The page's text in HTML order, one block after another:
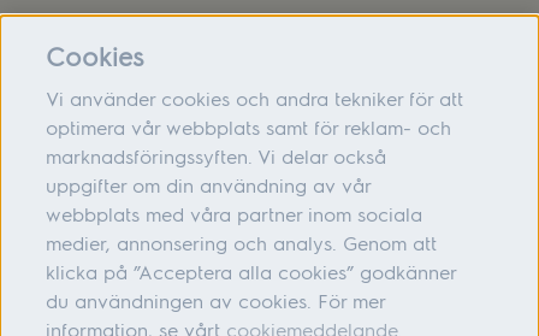
Om oss
Hjälp
Följ oss
Cookies
Vi använder cookies och andra tekniker för att
optimera vår webbplats samt för reklam- och
marknadsföringssyften. Vi delar också
uppgifter om din användning av vår
webbplats med våra partner inom sociala
medier, annonsering och analys. Genom att
klicka på ”Acceptera alla cookies” godkänner
du användningen av cookies. För mer
information, se vårt cookiemeddelande.